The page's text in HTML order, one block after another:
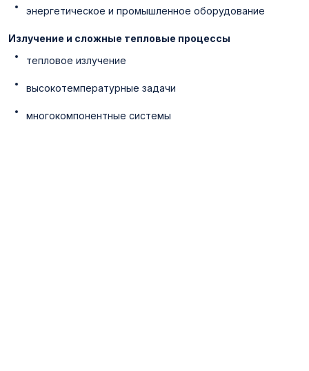
энергетическое и промышленное оборудование
Излучение и сложные тепловые процессы
тепловое излучение
высокотемпературные задачи
многокомпонентные системы